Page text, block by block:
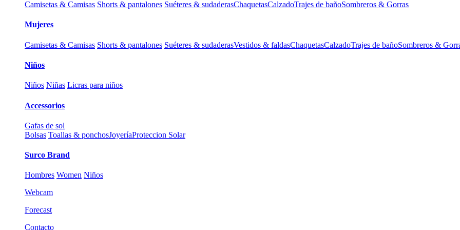
Camisetas & Camisas Shorts & pantalones Suéteres & sudaderasChaquetasCalzadoTrajes de bañoSombreros & Gorras
Mujeres
Camisetas & Camisas Shorts & pantalones Suéteres & sudaderasVestidos & faldasChaquetasCalzadoTrajes de bañoSombreros &
Niños
Niños Niñas Licras para niños
Accessorios
Gafas de sol
Bolsas Toallas & ponchosJoyeríaProteccion Solar
Surco Brand
Hombres Women Niños
Webcam
Forecast
Contacto